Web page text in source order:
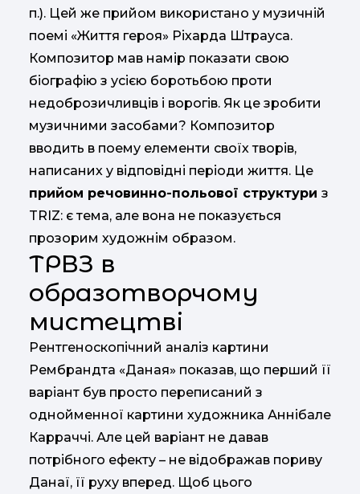
п.). Цей же прийом використано у музичній
поемі «Життя героя» Ріхарда Штрауса.
Композитор мав намір показати свою
біографію з усією боротьбою проти
недоброзичливців і ворогів. Як це зробити
музичними засобами? Композитор
вводить в поему елементи своїх творів,
написаних у відповідні періоди життя. Це
прийом речовинно-польової структури з
TRIZ: є тема, але вона не показується
прозорим художнім образом.
ТРВЗ в
образотворчому
мистецтві
Рентгеноскопічний аналіз картини
Рембрандта «Даная» показав, що перший її
варіант був просто переписаний з
однойменної картини художника Аннібале
Карраччі. Але цей варіант не давав
потрібного ефекту – не відображав пориву
Данаї, її руху вперед. Щоб цього